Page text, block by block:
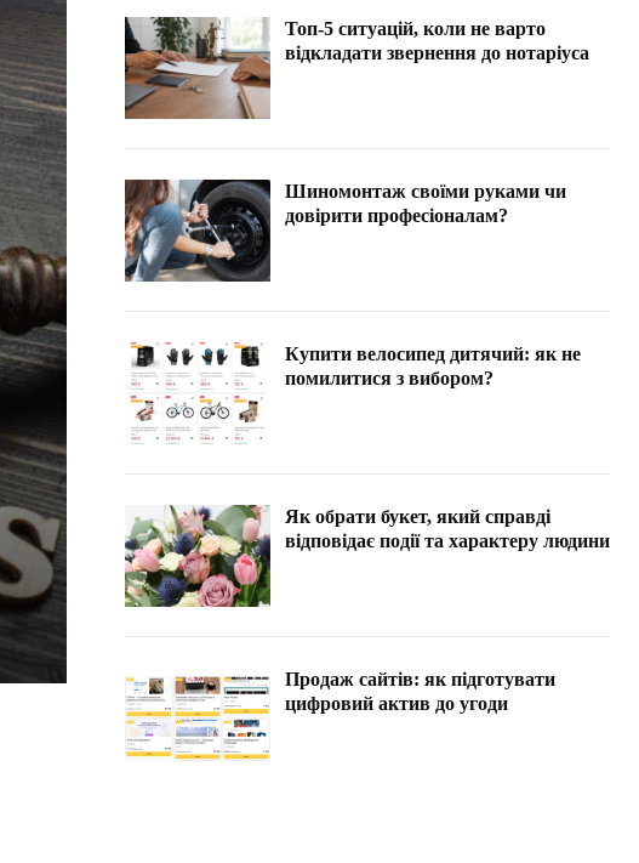
Топ-5 ситуацій, коли не варто
відкладати звернення до нотаріуса
Шиномонтаж своїми руками чи
довірити професіоналам?
Купити велосипед дитячий: як не
помилитися з вибором?
Як обрати букет, який справді
відповідає події та характеру людини
Продаж сайтів: як підготувати
цифровий актив до угоди